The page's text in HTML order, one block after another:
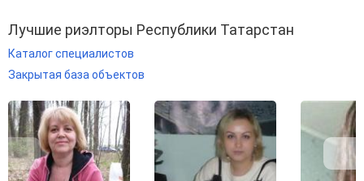
Лучшие риэлторы Республики Татарстан
Каталог специалистов
Закрытая база объектов